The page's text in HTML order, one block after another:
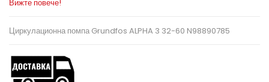
Вижте повече!
Циркулационна помпа Grundfos ALPHA 3 32-60 N98890785